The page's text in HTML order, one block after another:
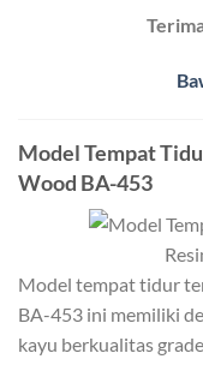
Model Tempat
Wood BA-453
Model tempat tidur
BA-453 ini memiliki
kayu berkualitas